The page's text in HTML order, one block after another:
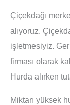
Çiçekdağı
alıyoruz.
işletmesiyiz.
firması olarak
Hurda alırken
Miktarı yüksek